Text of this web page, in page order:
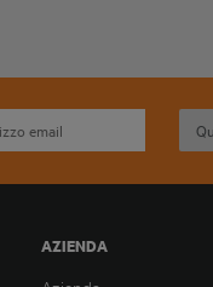
AZIENDA